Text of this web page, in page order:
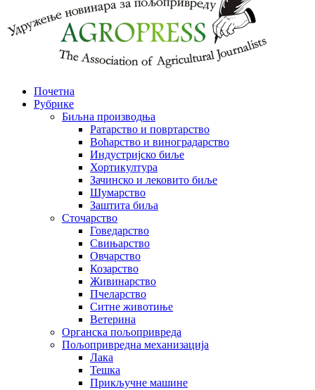
Почетна
Рубрике
Биљна производња
Ратарство и повртарство
Воћарство и виноградарство
Индустријско биље
Хортикултура
Зачинско и лековито биље
Шумарство
Заштита биља
Сточарство
Говедарство
Свињарство
Овчарство
Козарство
Живинарство
Пчеларство
Ситне животиње
Ветерина
Органска пољопривреда
Пољопривредна механизација
Лака
Тешка
Прикључне машине